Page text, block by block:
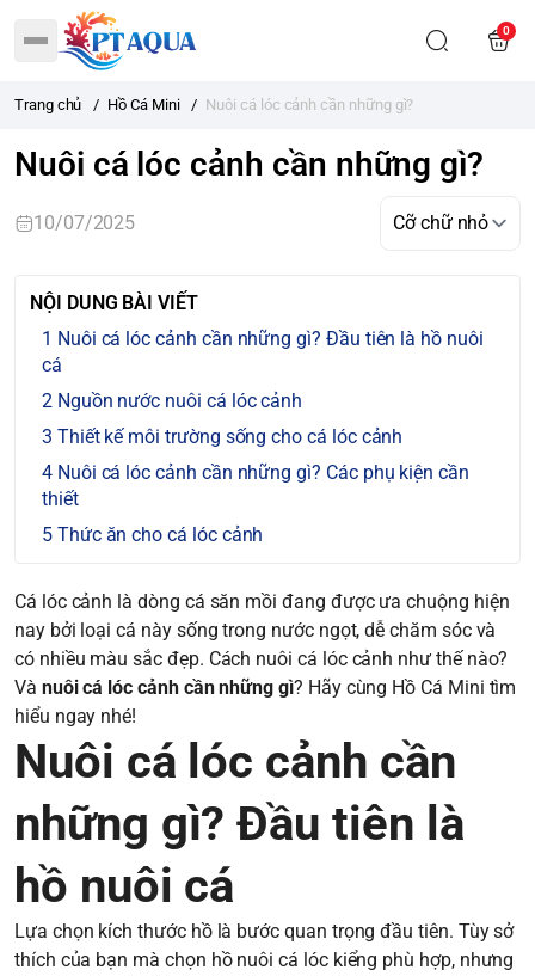
0
Trang chủ / Hồ Cá Mini / Nuôi cá lóc cảnh cần những gì?
Nuôi cá lóc cảnh cần những gì?
10/07/2025
NỘI DUNG BÀI VIẾT
Nuôi cá lóc cảnh cần những gì? Đầu tiên là hồ nuôi
cá
Nguồn nước nuôi cá lóc cảnh
Thiết kế môi trường sống cho cá lóc cảnh
Nuôi cá lóc cảnh cần những gì? Các phụ kiện cần
thiết
Thức ăn cho cá lóc cảnh
Cá lóc cảnh là dòng cá săn mồi đang được ưa chuộng hiện
nay bởi loại cá này sống trong nước ngọt, dễ chăm sóc và
có nhiều màu sắc đẹp. Cách nuôi cá lóc cảnh như thế nào?
Và nuôi cá lóc cảnh cần những gì? Hãy cùng Hồ Cá Mini tìm
hiểu ngay nhé!
Nuôi cá lóc cảnh cần
những gì? Đầu tiên là
hồ nuôi cá
Lựa chọn kích thước hồ là bước quan trọng đầu tiên. Tùy sở
thích của bạn mà chọn hồ nuôi cá lóc kiểng phù hợp, nhưng